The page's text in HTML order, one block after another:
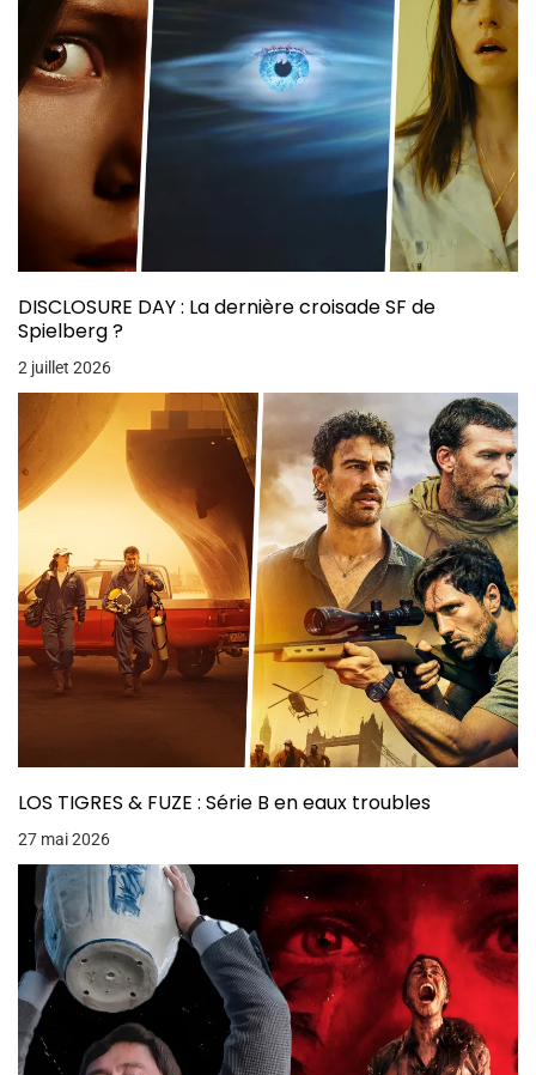
DISCLOSURE DAY : La dernière croisade SF de
Spielberg ?
2 juillet 2026
LOS TIGRES & FUZE : Série B en eaux troubles
27 mai 2026